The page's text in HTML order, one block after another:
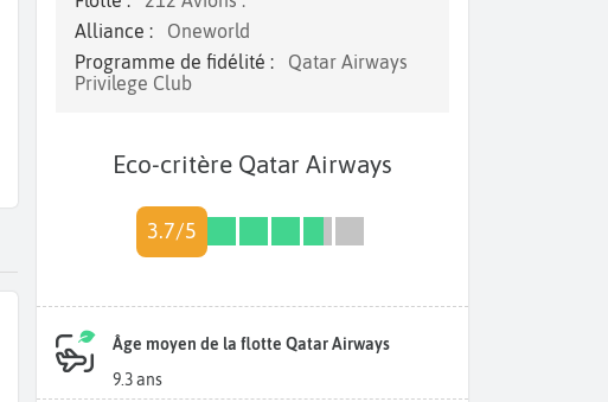
Alliance :
Oneworld
Programme de fidélité :
Qatar Airways
Privilege Club
Eco-critère Qatar Airways
3.7/5
Âge moyen de la flotte Qatar Airways
9.3 ans